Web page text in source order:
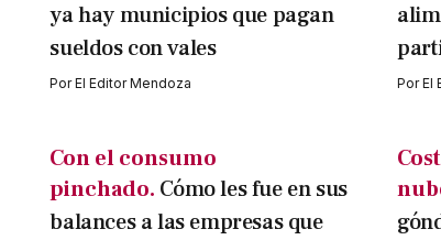
ya hay municipios que pagan
sueldos con vales
PorEl Editor Mendoza PorEl
Con el consumo
pinchado. Cómo les fue en sus
balances a las empresas que